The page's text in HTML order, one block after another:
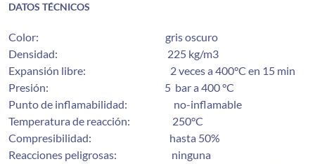
DATOS TÉCNICOS
Color: gris oscuro
Densidad: 225 kg/m3
Expansión libre: 2 veces a 400°C en 15 min
Presión: 5 bar a 400 °C
Punto de inflamabilidad: no-inflamable
Temperatura de reacción: 250°C
Compresibilidad: hasta 50%
Reacciones peligrosas: ninguna